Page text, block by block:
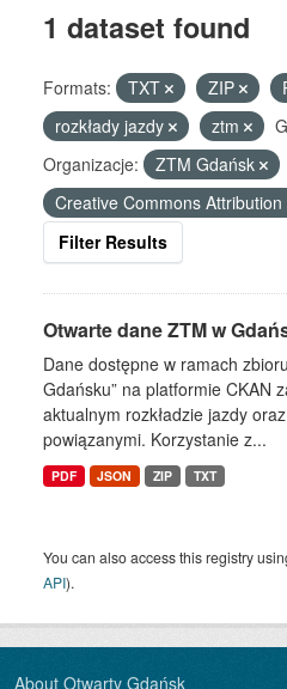
1 dataset found
Formats: TXT ZIP
rozkłady jazdy
ztm
Organizacje:
ZTM Gdańsk
Creative Commons Attribution
Filter Results
Otwarte dane ZTM w
Dane dostępne w ramach
Gdańsku” na platformie CKAN
aktualnym rozkładzie jazdy
powiązanymi. Korzystanie z...
PDF JSON ZIP TXT
You can also access this registry
API).
About Otwarty Gdańsk